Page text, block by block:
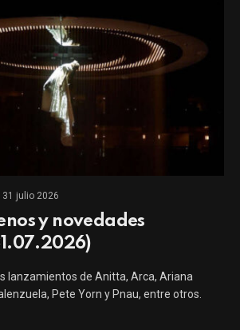
31 julio 2026
y novedades
lanzamientos de Anitta, Arca, Ariana
Pete Yorn y Pnau, entre otros.